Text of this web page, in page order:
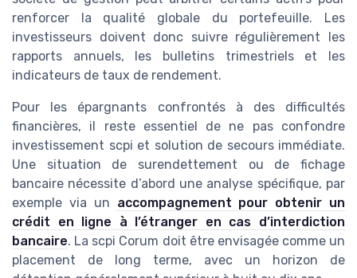
renforcer la qualité globale du portefeuille. Les
investisseurs doivent donc suivre régulièrement les
rapports annuels, les bulletins trimestriels et les
indicateurs de taux de rendement.
Pour les épargnants confrontés à des difficultés
financières, il reste essentiel de ne pas confondre
investissement scpi et solution de secours immédiate.
Une situation de surendettement ou de fichage
bancaire nécessite d’abord une analyse spécifique, par
exemple via un accompagnement pour obtenir un
crédit en ligne à l’étranger en cas d’interdiction
bancaire. La scpi Corum doit être envisagée comme un
placement de long terme, avec un horizon de